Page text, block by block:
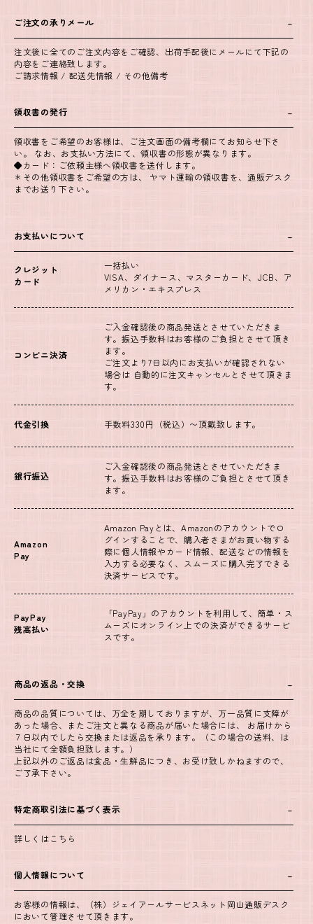
ご注文の承りメール
注文後に全てのご注文内容をご確認、出荷手配後にメールにて下記の
内容をご連絡致します。
ご請求情報 / 配送先情報 / その他備考
領収書の発行
領収書をご希望のお客様は、ご注文画面の備考欄にてお知らせ下さ
い。 なお、お支払い方法にて、領収書の形態が異なります。
◆カード：ご依頼主様へ領収書を送付します。
＊その他領収書をご希望の方は、 ヤマト運輸の領収書を、通販デスク
までお送り下さい。
お支払いについて
クレジット
カード
一括払い
VISA、ダイナース、マスターカード、JCB、ア
メリカン・エキスプレス
コンビニ決済
ご入金確認後の商品発送とさせていただきま
す。振込手数料はお客様のご負担とさせて頂き
ます。
ご注文より7日以内にお支払いが確認されない
場合は 自動的に注文キャンセルとさせて頂きま
す。
代金引換 手数料330円（税込）〜頂戴致します。
銀行振込
ご入金確認後の商品発送とさせていただきま
す。振込手数料はお客様のご負担とさせて頂き
ます。
Amazon
Pay
Amazon Payとは、Amazonのアカウントでロ
グインすることで、購入者さまがお買い物する
際に個人情報やカード情報、配送などの情報を
入力する必要なく、スムーズに購入完了できる
決済サービスです。
PayPay
残高払い
「PayPay」のアカウントを利用して、簡単・ス
ムーズにオンライン上での決済ができるサービ
スです。
商品の返品・交換
商品の品質については、万全を期しておりますが、万一品質に支障が
あった場合、またご注文と異なる商品が届いた場合には、 お届けから
７日以内でしたら交換または返品を承ります。（この場合の送料、は
当社にて全額負担致します。）
上記以外のご返品は食品・生鮮品につき、お受け致しかねますので、
ご了承下さい。
特定商取引法に基づく表示
詳しくはこちら
個人情報について
お客様の情報は、（株）ジェイアールサービスネット岡山通販デスク
において管理させて頂きます。